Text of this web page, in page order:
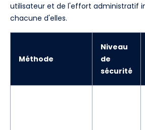
utilisateur et de l'effort administratif
chacune d'elles.
Méthode
Niveau
de
sécurité